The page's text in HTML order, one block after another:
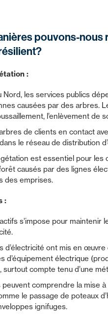
pouvons-
:
Nord, les services publics
causées par des arbres.
l’enlèvement de
de clients en contact
le réseau de distribution
est essentiel pour les
causés par des lignes
des emprises.
:
s’impose pour maintenir
d’électricité ont mis en
d’équipement électrique
surtout compte tenu d’une
peuvent comprendre la mise
le passage de poteaux
ignifuges.